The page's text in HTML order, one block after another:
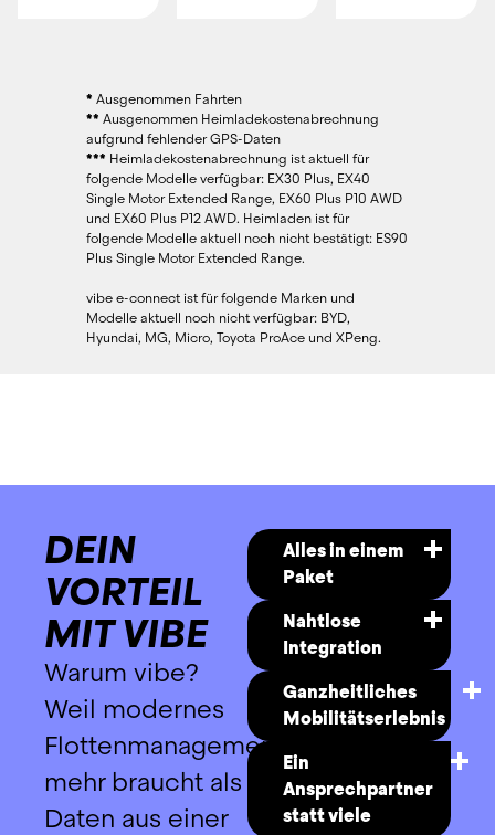
* Ausgenommen Fahrten
** Ausgenommen Heimladekostenabrechnung
aufgrund fehlender GPS-Daten
*** Heimladekostenabrechnung ist aktuell für
folgende Modelle verfügbar: EX30 Plus, EX40
Single Motor Extended Range, EX60 Plus P10 AWD
und EX60 Plus P12 AWD. Heimladen ist für
folgende Modelle aktuell noch nicht bestätigt: ES90
Plus Single Motor Extended Range.
vibe e-connect ist für folgende Marken und
Modelle aktuell noch nicht verfügbar: BYD,
Hyundai, MG, Micro, Toyota ProAce und XPeng.
DEIN
VORTEIL
MIT VIBE
Warum vibe?
Weil modernes
Flottenmanagement
mehr braucht als
Daten aus einer
Alles in einem
Paket
eine
Rechnung,
eine Lösung.
Mit vibe hast
zentral
gebündelt -
transparent
Nahtlose
Integration
landen nicht
nur die e-
connect-
Daten im
Fleet Cockpit
Ganzheitliches
Mobilitätserlebnis
Fuhrparkmanagement,
morgen das
gesamte
Ein
Ansprechpartner
statt viele